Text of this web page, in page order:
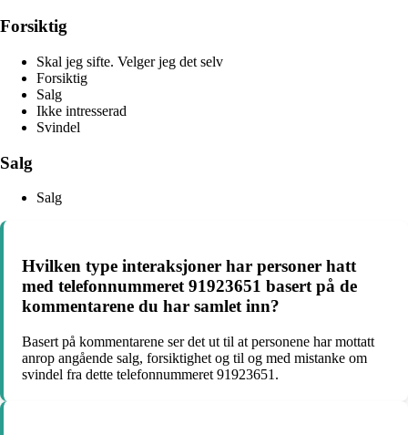
Forsiktig
Skal jeg sifte. Velger jeg det selv
Forsiktig
Salg
Ikke intresserad
Svindel
Salg
Salg
Hvilken type interaksjoner har personer hatt
med telefonnummeret 91923651 basert på de
kommentarene du har samlet inn?
Basert på kommentarene ser det ut til at personene har mottatt
anrop angående salg, forsiktighet og til og med mistanke om
svindel fra dette telefonnummeret 91923651.